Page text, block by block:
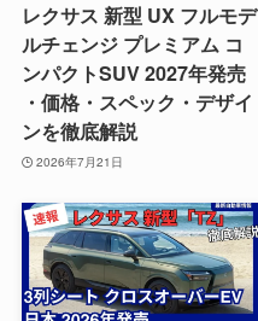
レクサス 新型 UX フルモデ
ルチェンジ プレミアム コ
ンパクトSUV 2027年発売
・価格・スペック・デザイ
ンを徹底解説
2026年7月21日